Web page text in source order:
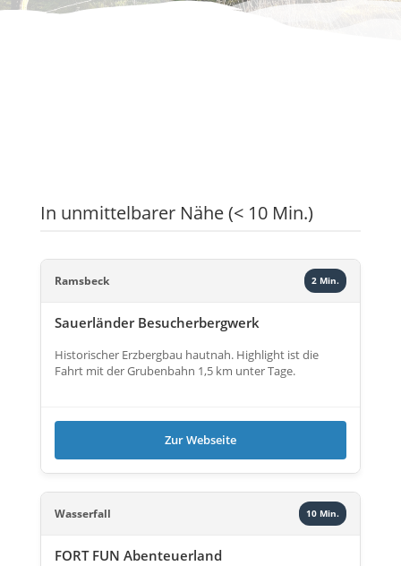
In unmittelbarer Nähe (< 10 Min.)
Ramsbeck 2 Min.
Sauerländer Besucherbergwerk
Historischer Erzbergbau hautnah. Highlight ist die
Fahrt mit der Grubenbahn 1,5 km unter Tage.
Zur Webseite
Wasserfall 10 Min.
FORT FUN Abenteuerland